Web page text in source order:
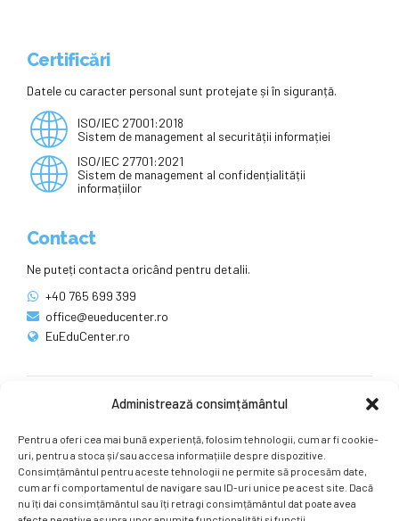
Administrează consimțământul
Pentru a oferi cea mai bună experiență, folosim tehnologii, cum ar fi cookie-
uri, pentru a stoca și/sau accesa informațiile despre dispozitive.
Consimțământul pentru aceste tehnologii ne permite să procesăm date,
cum ar fi comportamentul de navigare sau ID-uri unice pe acest site. Dacă
nu îți dai consimțământul sau îți retragi consimțământul dat poate avea
Certificări
Datele cu caracter personal sunt protejate și în siguranță.
ISO/IEC 27001:2018
Sistem de management al securității informației
ISO/IEC 27701:2021
Sistem de management al confidențialității
informațiilor
Contact
Ne puteți contacta oricând pentru detalii.
+40 765 699 399
office@eueducenter.ro
EuEduCenter.ro
Ne puteți găsi și pe rețelele sociale.